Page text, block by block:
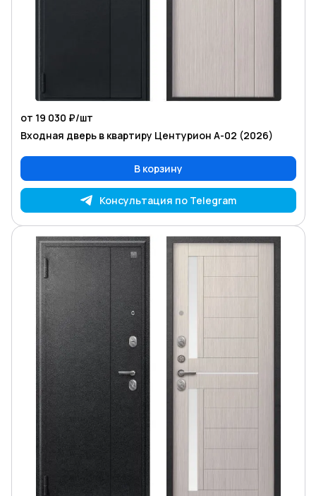
от 19 030 ₽/шт
Входная дверь в квартиру Центурион А-02 (2026)
В корзину
Консультация по Telegram